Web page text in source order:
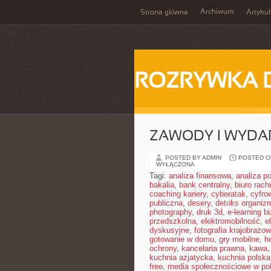
Strona główna Archiwum
ROZRYWKA
ZAWODY I
POSTED BY ADMIN POSTED
WYŁĄCZONA
Tagi: analiza finansowa, analiza
bakalia, bank centralny, biuro
coaching kariery, cyberatak,
publiczna, desery, detoks
photography, druk 3d, e-learning
przedszkolna, elektromobilność,
dyskusyjne, fotografia
gotowanie w domu, gry mobilne,
ochrony, kancelaria prawna, kawa,
kuchnia azjatycka, kuchnia polska
free, media społecznościowe w